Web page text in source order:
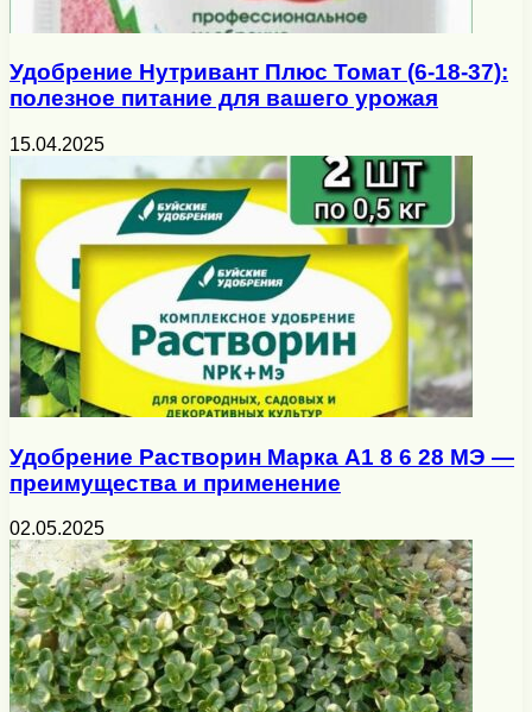
Удобрение Нутривант Плюс Томат (6-18-37):
полезное питание для вашего урожая
15.04.2025
Удобрение Растворин Марка А1 8 6 28 МЭ —
преимущества и применение
02.05.2025